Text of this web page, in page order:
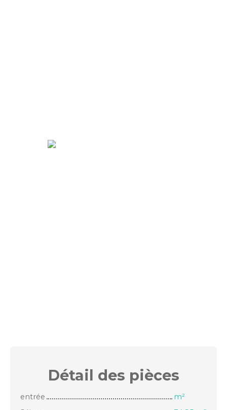
Détail des pièces
entrée
m²